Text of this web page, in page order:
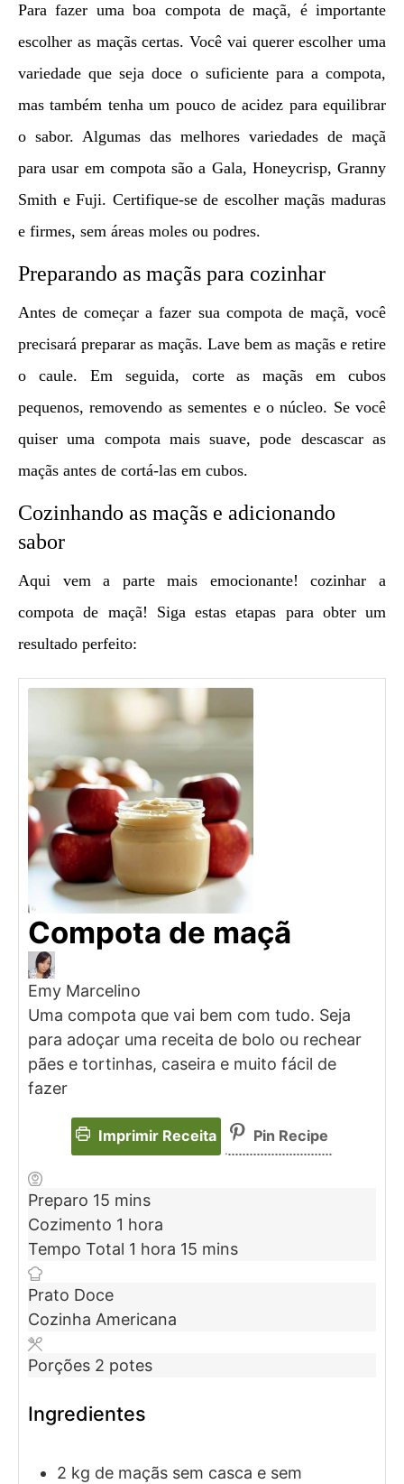
Para fazer uma boa compota de maçã, é importante
escolher as maçãs certas. Você vai querer escolher uma
variedade que seja doce o suficiente para a compota,
mas também tenha um pouco de acidez para equilibrar
o sabor. Algumas das melhores variedades de maçã
para usar em compota são a Gala, Honeycrisp, Granny
Smith e Fuji. Certifique-se de escolher maçãs maduras
e firmes, sem áreas moles ou podres.
Preparando as maçãs para cozinhar
Antes de começar a fazer sua compota de maçã, você
precisará preparar as maçãs. Lave bem as maçãs e retire
o caule. Em seguida, corte as maçãs em cubos
pequenos, removendo as sementes e o núcleo. Se você
quiser uma compota mais suave, pode descascar as
maçãs antes de cortá-las em cubos.
Cozinhando as maçãs e adicionando
sabor
Aqui vem a parte mais emocionante! cozinhar a
compota de maçã! Siga estas etapas para obter um
resultado perfeito:
Compota de maçã
Emy Marcelino
Uma compota que vai bem com tudo. Seja
para adoçar uma receita de bolo ou rechear
pães e tortinhas, caseira e muito fácil de
fazer
Imprimir Receita Pin Recipe
Preparo 15 mins
Cozimento 1 hora
Tempo Total 1 hora 15 mins
Prato Doce
Cozinha Americana
Porções 2 potes
Ingredientes
2 kg de maçãs sem casca e sem